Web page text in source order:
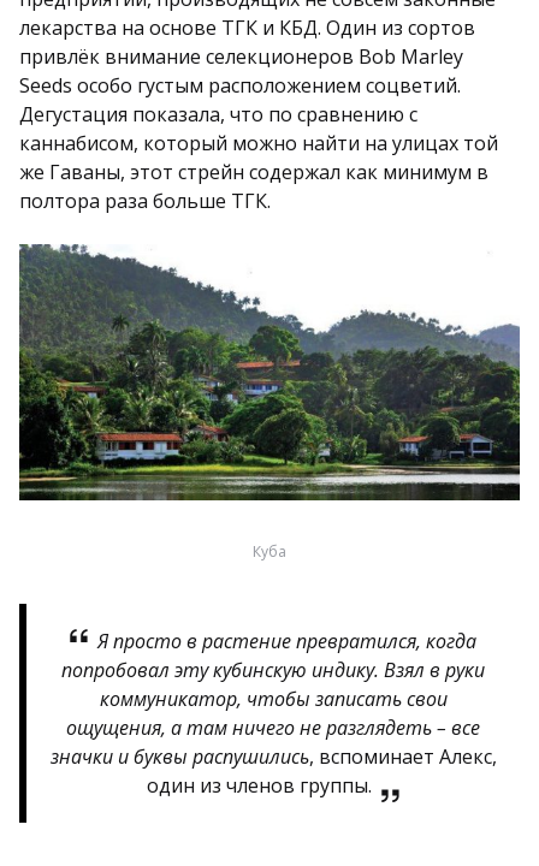
лекарства на основе ТГК и КБД. Один из сортов
привлёк внимание селекционеров Bob Marley
Seeds особо густым расположением соцветий.
Дегустация показала, что по сравнению с
каннабисом, который можно найти на улицах той
же Гаваны, этот стрейн содержал как минимум в
полтора раза больше ТГК.
Куба
Я просто в растение превратился, когда
попробовал эту кубинскую индику. Взял в руки
коммуникатор, чтобы записать свои
ощущения, а там ничего не разглядеть – все
значки и буквы распушились, вспоминает Алекс,
один из членов группы.